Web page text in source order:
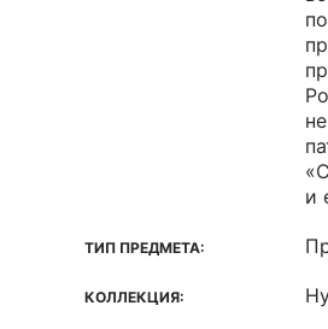
и
ТИП ПРЕДМЕТА:
КОЛЛЕКЦИЯ: